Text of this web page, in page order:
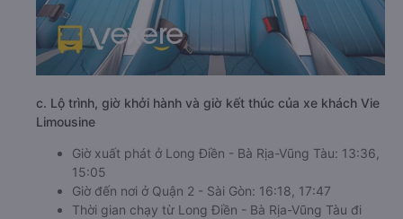
c. Lộ trình, giờ khởi hành và giờ kết thúc của xe khách Vie
Limousine
Giờ xuất phát ở Long Điền - Bà Rịa-Vũng Tàu: 13:36,
15:05
Giờ đến nơi ở Quận 2 - Sài Gòn: 16:18, 17:47
Thời gian chạy từ Long Điền - Bà Rịa-Vũng Tàu đi